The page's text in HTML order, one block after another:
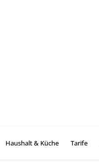
Haushalt & Küche Tarife